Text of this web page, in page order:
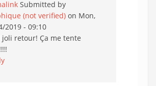
Submitted by
(not verified) on Mon,
2019 - 09:10
joli retour! Ça me tente